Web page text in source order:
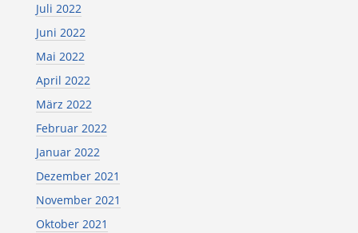
Juli 2022
Juni 2022
Mai 2022
April 2022
März 2022
Februar 2022
Januar 2022
Dezember 2021
November 2021
Oktober 2021